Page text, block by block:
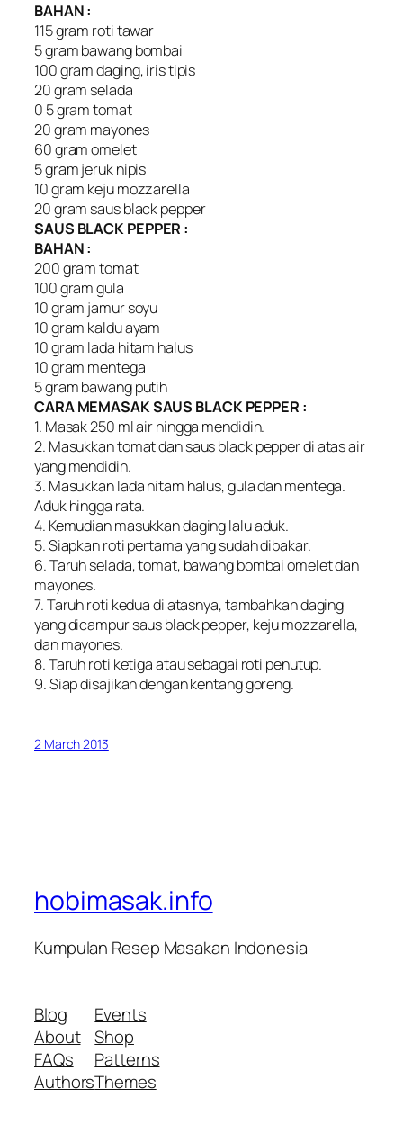
BAHAN :
115 gram roti tawar
5 gram bawang bombai
100 gram daging, iris tipis
20 gram selada
0 5 gram tomat
20 gram mayones
60 gram omelet
5 gram jeruk nipis
10 gram keju mozzarella
20 gram saus black pepper
SAUS BLACK PEPPER :
BAHAN :
200 gram tomat
100 gram gula
10 gram jamur soyu
10 gram kaldu ayam
10 gram lada hitam halus
10 gram mentega
5 gram bawang putih
CARA MEMASAK SAUS BLACK PEPPER :
1. Masak 250 ml air hingga mendidih.
2. Masukkan tomat dan saus black pepper di atas air
yang mendidih.
3. Masukkan lada hitam halus, gula dan mentega.
Aduk hingga rata.
4. Kemudian masukkan daging lalu aduk.
5. Siapkan roti pertama yang sudah dibakar.
6. Taruh selada, tomat, bawang bombai omelet dan
mayones.
7. Taruh roti kedua di atasnya, tambahkan daging
yang dicampur saus black pepper, keju mozzarella,
dan mayones.
8. Taruh roti ketiga atau sebagai roti penutup.
9. Siap disajikan dengan kentang goreng.
2 March 2013
hobimasak.info
Kumpulan Resep Masakan Indonesia
Blog
About
FAQs
Authors
Events
Shop
Patterns
Themes